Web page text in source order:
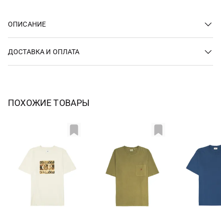
ОПИСАНИЕ
ДОСТАВКА И ОПЛАТА
ПОХОЖИЕ ТОВАРЫ